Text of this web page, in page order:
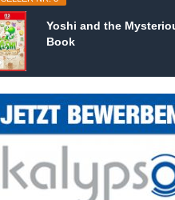
Yoshi and the
Book